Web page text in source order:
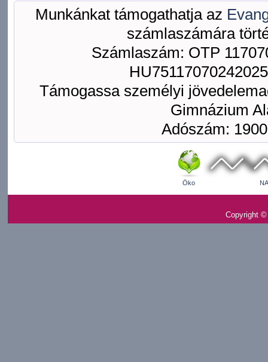
Munkánkat támogathatja az
számlaszámára
Számlaszám: OTP
Támogassa személyi
Gimnázium
Adószám:
Öko
Copyright